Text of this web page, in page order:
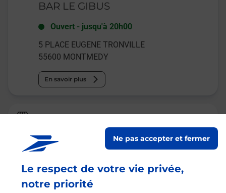
Le respect de votre vie privée,
notre priorité
Ne pas accepter et fermer
BAR LE GIBUS
Ouvert - jusqu'à 20h00
5 PLACE EUGENE TRONVILLE
55600 MONTMEDY
En savoir plus
La Poste
jusqu'à 14h00
2 PLACE EUGENE TRONVILLE
55600 MONTMEDY